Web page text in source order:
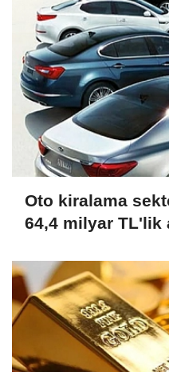
Oto kiralama
64,4 milyar TL'lik